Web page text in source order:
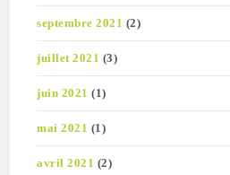
septembre 2021 (2)
juillet 2021 (3)
juin 2021 (1)
mai 2021 (1)
avril 2021 (2)